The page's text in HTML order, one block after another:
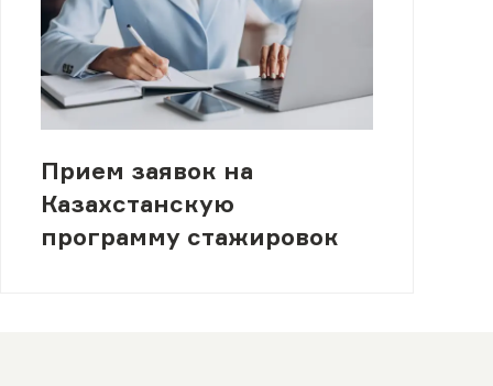
Прием заявок на
Казахстанскую
программу стажировок